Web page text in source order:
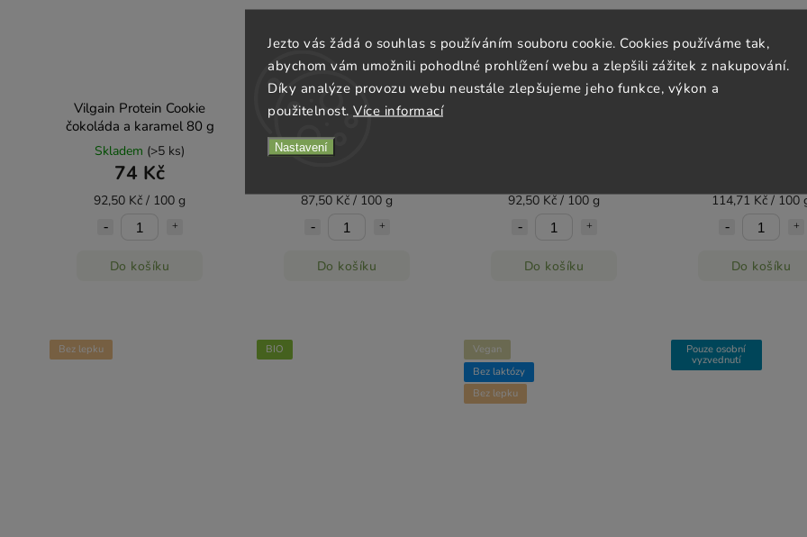
Jezto vás žádá o souhlas s používáním souboru cookie. Cookies používáme tak,
abychom vám umožnili pohodlné prohlížení webu a zlepšili zážitek z nakupování.
Díky analýze provozu webu neustále zlepšujeme jeho funkce, výkon a
použitelnost. Více informací
Nastavení
Vilgain Protein Cookie
čokoláda a karamel 80 g
Skladem (>5 ks)
74 Kč
92,50 Kč / 100 g
Do košíku
Vilgain Protein Cookie
oříškem 80 g
Objednáno
87,50 Kč / 100 g
Do košíku
92,50 Kč / 100 g
Do košíku
114,71 Kč / 100
Do košíku
Bez lepku BIO
Vegan
Bez laktózy
Bez lepku
Pouze osobní
vyzvednutí